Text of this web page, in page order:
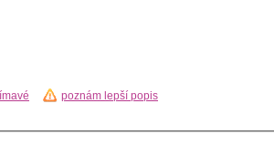
poznám lepší popis